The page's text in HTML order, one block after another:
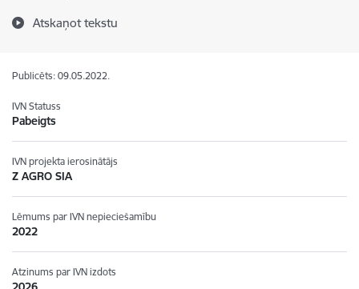
Atskaņot tekstu
Publicēts: 09.05.2022.
IVN Statuss
Pabeigts
IVN projekta ierosinātājs
Z AGRO SIA
Lēmums par IVN nepieciešamību
2022
Atzinums par IVN izdots